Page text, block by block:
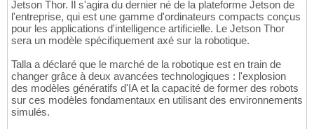
Jetson Thor. Il s'agira du dernier né de la plateforme Jetson de
l'entreprise, qui est une gamme d'ordinateurs compacts conçus
pour les applications d'intelligence artificielle. Le Jetson Thor
sera un modèle spécifiquement axé sur la robotique.
Talla a déclaré que le marché de la robotique est en train de
changer grâce à deux avancées technologiques : l'explosion
des modèles génératifs d'IA et la capacité de former des robots
sur ces modèles fondamentaux en utilisant des environnements
simulés.